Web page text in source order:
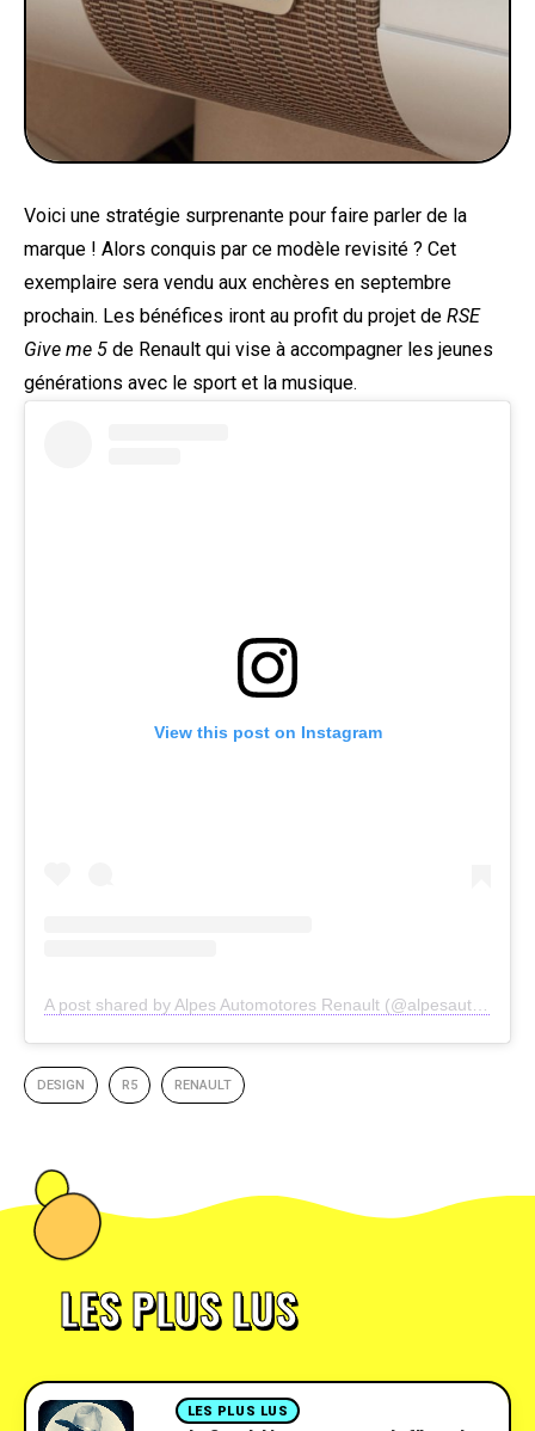
Voici une stratégie surprenante pour faire parler de la
marque ! Alors conquis par ce modèle revisité ? Cet
exemplaire sera vendu aux enchères en septembre
prochain. Les bénéfices iront au profit du projet de RSE
Give me 5 de Renault qui vise à accompagner les jeunes
générations avec le sport et la musique.
View this post on Instagram
DESIGN R5 RENAULT
LES PLUS LUS
LES PLUS LUS